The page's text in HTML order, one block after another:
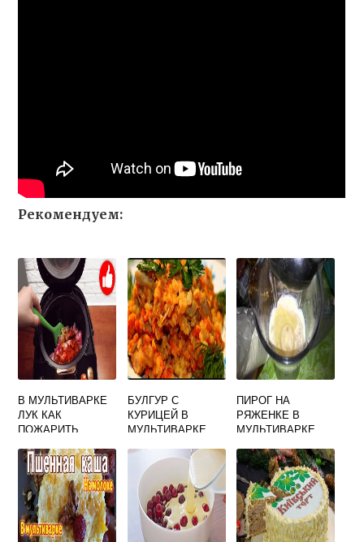
Рекомендуем:
В МУЛЬТИВАРКЕ
ЛУК КАК
ПОЖАРИТЬ
БУЛГУР С
КУРИЦЕЙ В
МУЛЬТИВАРКЕ
ПИРОГ НА
РЯЖЕНКЕ В
МУЛЬТИВАРКЕ